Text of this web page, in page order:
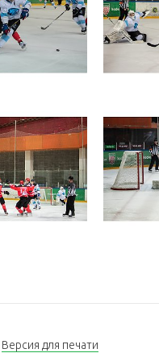
Версия для печати